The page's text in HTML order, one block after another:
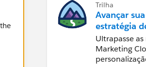
Trilha
Avançar sua
estratégia
marketing
Ultrapasse
Marketing